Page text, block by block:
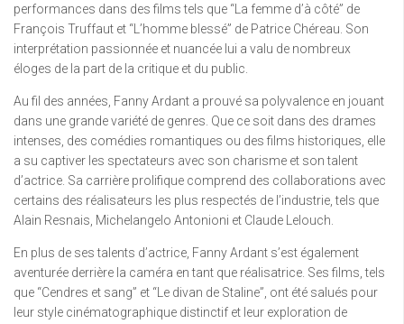
performances dans des films tels que “La femme d’à côté” de
François Truffaut et “L’homme blessé” de Patrice Chéreau. Son
interprétation passionnée et nuancée lui a valu de nombreux
éloges de la part de la critique et du public.
Au fil des années, Fanny Ardant a prouvé sa polyvalence en jouant
dans une grande variété de genres. Que ce soit dans des drames
intenses, des comédies romantiques ou des films historiques, elle
a su captiver les spectateurs avec son charisme et son talent
d’actrice. Sa carrière prolifique comprend des collaborations avec
certains des réalisateurs les plus respectés de l’industrie, tels que
Alain Resnais, Michelangelo Antonioni et Claude Lelouch.
En plus de ses talents d’actrice, Fanny Ardant s’est également
aventurée derrière la caméra en tant que réalisatrice. Ses films, tels
que “Cendres et sang” et “Le divan de Staline”, ont été salués pour
leur style cinématographique distinctif et leur exploration de